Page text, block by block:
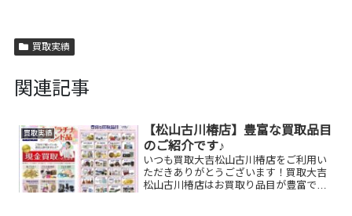
買取実績
関連記事
買取実績
【松山古川椿店】豊富な買取品目
のご紹介です♪
いつも買取大吉松山古川椿店をご利用い
ただきありがとうございます！買取大吉
松山古川椿店はお買取り品目が豊富で